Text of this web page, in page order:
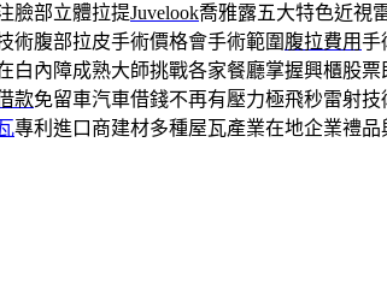
臉部立體拉提Juvelook喬雅露五大特色近視
術腹部拉皮手術價格會手術範圍 腹拉費用手
白內障成熟大師挑戰各家餐廳掌握興櫃股票
款免留車汽車借錢不再有壓力極飛秒雷射
專利進口商建材多種屋瓦產業在地企業禮